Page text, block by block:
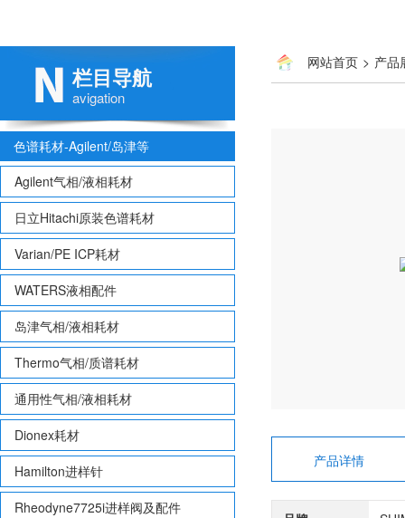
栏目导航
avigation
色谱耗材-Agilent/岛津等
Agilent气相/液相耗材
日立Hitachi原装色谱耗材
Varian/PE ICP耗材
WATERS液相配件
岛津气相/液相耗材
Thermo气相/质谱耗材
通用性气相/液相耗材
Dionex耗材
Hamilton进样针
Rheodyne7725i进样阀及配件
网站首页 > 产品
产品详情